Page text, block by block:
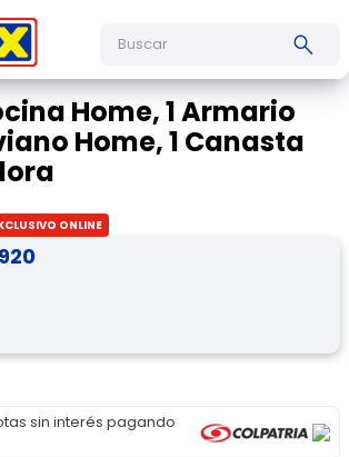
Home, 1 Armario
Home, 1 Canasta
ONLINE
920
sin interés pagando